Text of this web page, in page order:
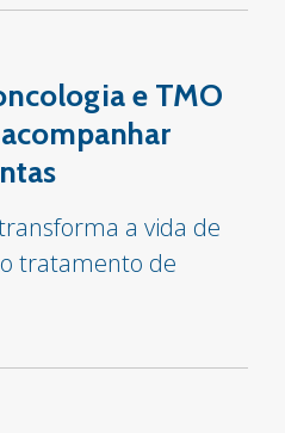
e TMO
a vida de
tratamento de